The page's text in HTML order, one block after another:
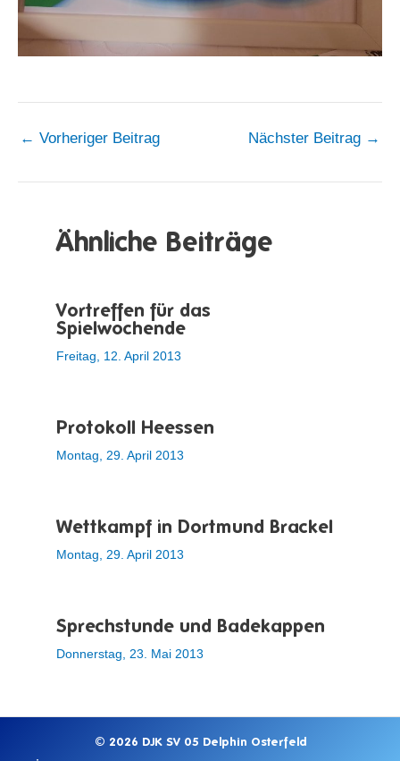
← Vorheriger Beitrag Nächster Beitrag →
Ähnliche Beiträge
Vortreffen für das
Spielwochende
Freitag, 12. April 2013
Protokoll Heessen
Montag, 29. April 2013
Wettkampf in Dortmund Brackel
Montag, 29. April 2013
Sprechstunde und Badekappen
Donnerstag, 23. Mai 2013
© 2026 DJK SV 05 Delphin Osterfeld